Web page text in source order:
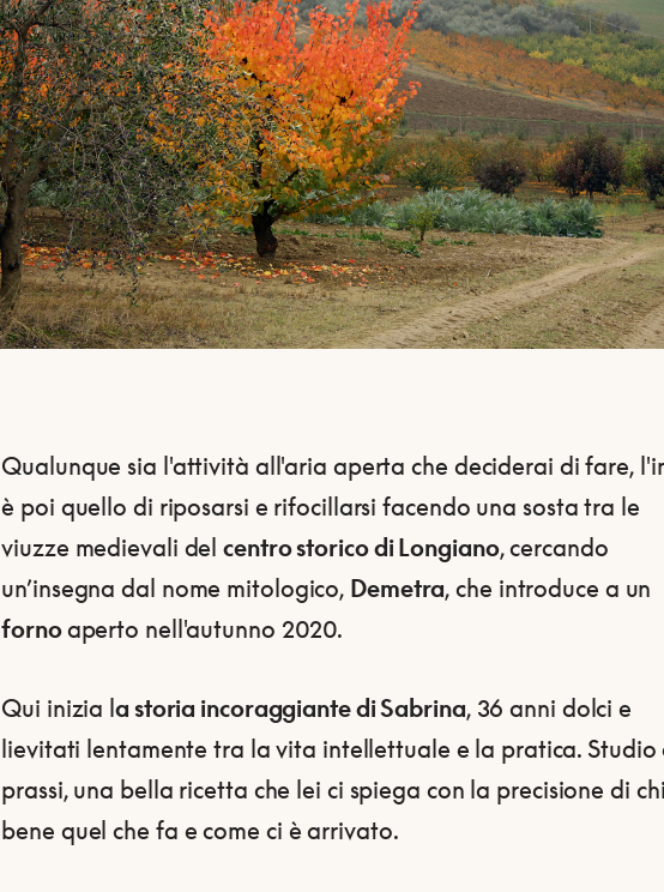
Qualunque sia l'attività all'aria aperta che deciderai di fare,
è poi quello di riposarsi e rifocillarsi facendo una sosta tra le
viuzze medievali delcentro storico di Longiano, cercando
un’insegna dal nome mitologico, Demetra, che introduce a un
fornoaperto nell'autunno 2020.
Qui inizia la storia incoraggiante di Sabrina, 36 anni dolci e
lievitati lentamente tra la vita intellettuale e la pratica. Studio
prassi, una bella ricetta che lei ci spiega con la precisione di
bene quel che fa e come ci è arrivato.